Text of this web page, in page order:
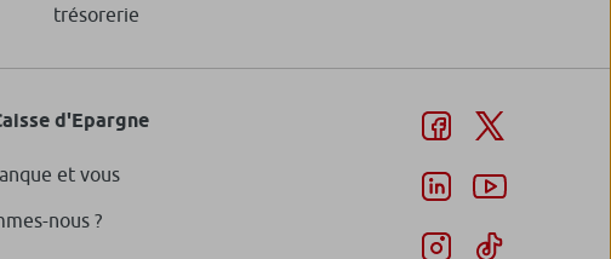
trésorerie
d'Epargne
et vous
nous ?